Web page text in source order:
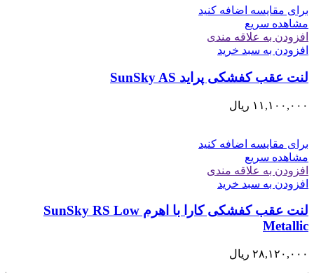
برای مقایسه اضافه کنید
مشاهده سریع
افزودن به علاقه مندی
افزودن به سبد خرید
لنت عقب کفشکی پرايد SunSky AS
۱۱,۱۰۰,۰۰۰ ریال
برای مقایسه اضافه کنید
مشاهده سریع
افزودن به علاقه مندی
افزودن به سبد خرید
لنت عقب کفشکی کارا با اهرم SunSky RS Low
Metallic
۲۸,۱۲۰,۰۰۰ ریال